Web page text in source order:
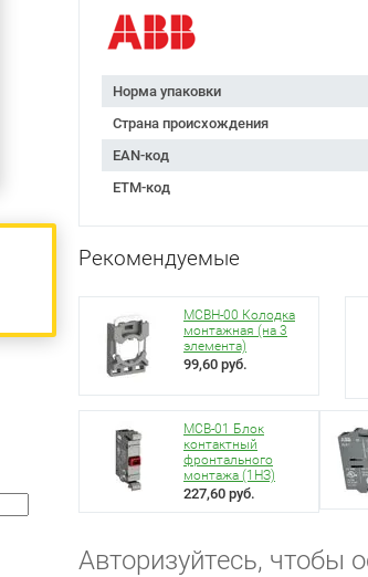
Норма упаковки
Страна происхождения
EAN-код
ETM-код
Рекомендуемые
MCBH-00 Колодка
монтажная (на 3
элемента)
99,60 руб.
MCB-01 Блок
контактный
фронтального
монтажа (1НЗ)
227,60 руб.
Авторизуйтесь, чтобы